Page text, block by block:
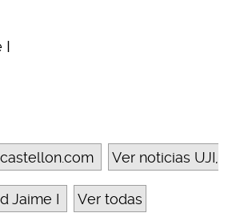
I
Ver noticias UJI,
Jaime I Ver todas